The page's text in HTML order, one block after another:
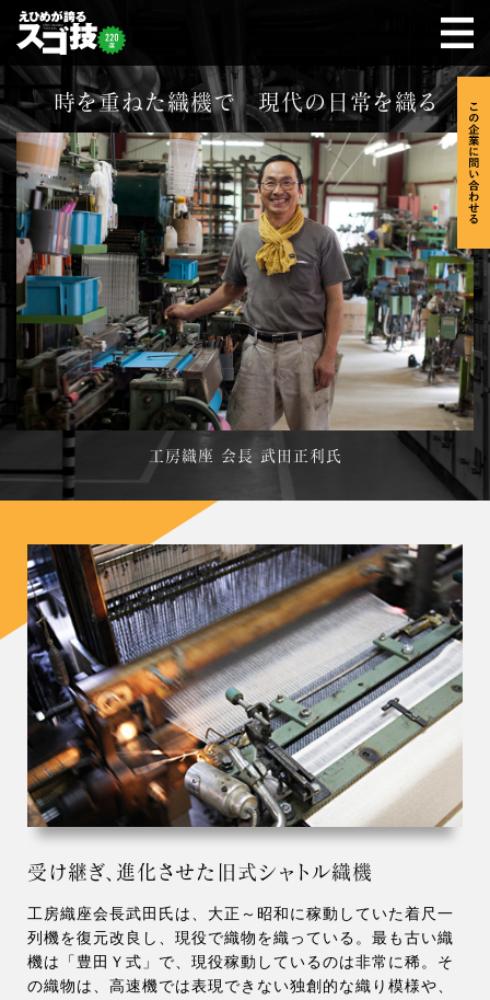
時を重ねた織機で 現代の日常を織る
工房織座 会長 武田正利氏
受け継ぎ、進化させた旧式シャトル織機
工房織座会長武田氏は、大正～昭和に稼動していた着尺一
列機を復元改良し、現役で織物を織っている。最も古い織
機は「豊田Ｙ式」で、現役稼動しているのは非常に稀。そ
の織物は、高速機では表現できない独創的な織り模様や、